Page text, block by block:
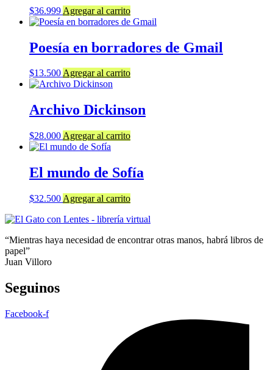
$36.999 Agregar al carrito
Poesía en borradores de Gmail
$13.500Agregar al carrito
Archivo Dickinson
$28.000 Agregar al carrito
El mundo de Sofía
$32.500 Agregar al carrito
“Mientras haya necesidad de encontrar otras manos, habrá libros de
papel”
Juan Villoro
Seguinos
Facebook-f